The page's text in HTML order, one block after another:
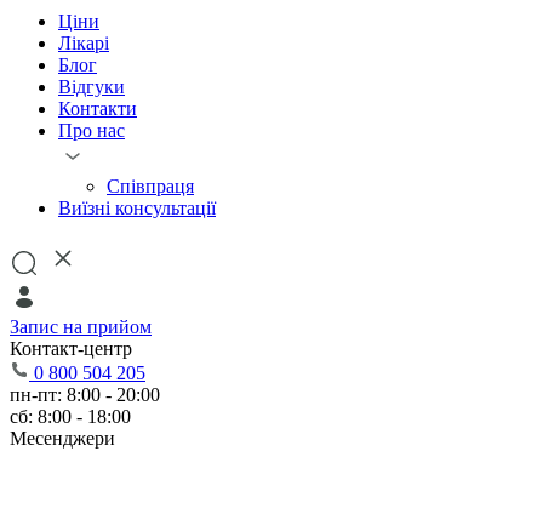
Ціни
Лікарі
Блог
Відгуки
Контакти
Про нас
Співпраця
Виїзні консультації
Запис на прийом
Контакт-центр
0 800 504 205
пн-пт: 8:00 - 20:00
сб: 8:00 - 18:00
Месенджери